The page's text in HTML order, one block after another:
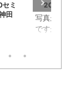
ミ
田
写真が20
ですがw